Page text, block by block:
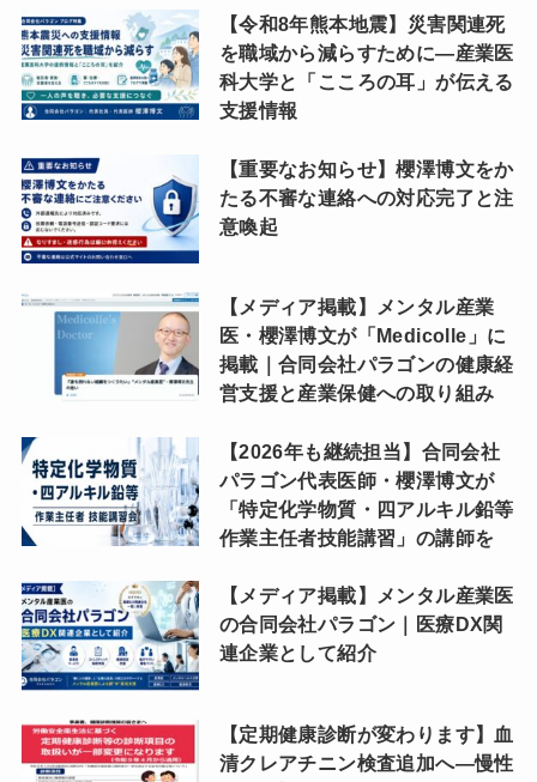
【令和8年熊本地震】災害関連死
を職域から減らすために―産業医
科大学と「こころの耳」が伝える
支援情報
【重要なお知らせ】櫻澤博文をか
たる不審な連絡への対応完了と注
意喚起
【メディア掲載】メンタル産業
医・櫻澤博文が「Medicolle」に
掲載｜合同会社パラゴンの健康経
営支援と産業保健への取り組み
【2026年も継続担当】合同会社
パラゴン代表医師・櫻澤博文が
「特定化学物質・四アルキル鉛等
作業主任者技能講習」の講師を
【メディア掲載】メンタル産業医
の合同会社パラゴン｜医療DX関
連企業として紹介
【定期健康診断が変わります】血
清クレアチニン検査追加へ―慢性